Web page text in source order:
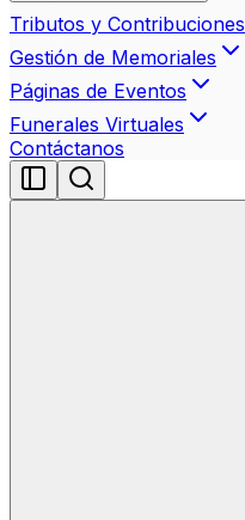
Tributos y Contribuciones
Gestión de Memoriales
Páginas de Eventos
Funerales Virtuales
Contáctanos